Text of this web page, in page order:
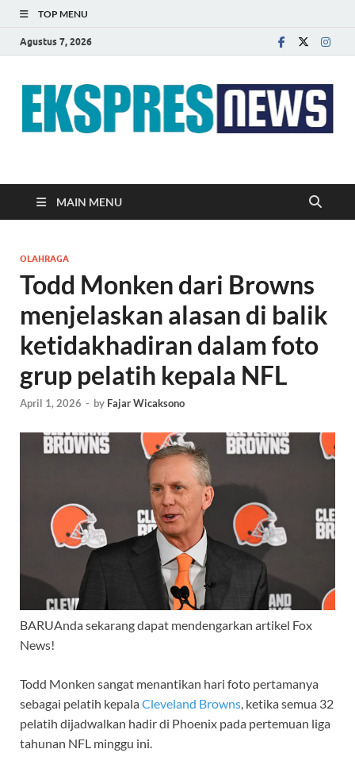
TOP MENU
Agustus 7, 2026
EKSPRES NEWS
MAIN MENU
OLAHRAGA
Todd Monken dari Browns
menjelaskan alasan di balik
ketidakhadiran dalam foto
grup pelatih kepala NFL
April 1, 2026 - by Fajar Wicaksono
BARUAnda sekarang dapat mendengarkan artikel Fox
News!
Todd Monken sangat menantikan hari foto pertamanya
sebagai pelatih kepalaCleveland Browns, ketika semua 32
pelatih dijadwalkan hadir di Phoenix pada pertemuan liga
tahunan NFL minggu ini.